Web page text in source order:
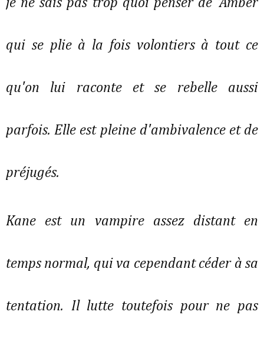
je ne sais pas trop quoi penser de 'Amber
qui se plie à la fois volontiers à tout ce
qu'on lui raconte et se rebelle aussi
parfois. Elle est pleine d'ambivalence et de
préjugés.
Kane est un vampire assez distant en
temps normal, qui va cependant céder à sa
tentation. Il lutte toutefois pour ne pas